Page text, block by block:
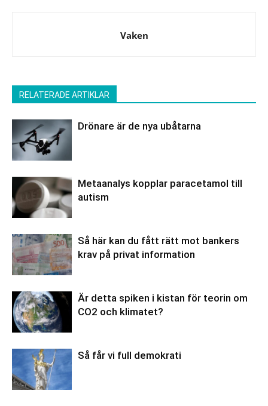
Vaken
RELATERADE ARTIKLAR
Drönare är de nya ubåtarna
Metaanalys kopplar paracetamol till
autism
Så här kan du fått rätt mot bankers
krav på privat information
Är detta spiken i kistan för teorin om
CO2 och klimatet?
Så får vi full demokrati